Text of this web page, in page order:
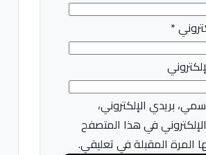
*
بريدي الإلكتروني،
في هذا المتصفح
المرة المقبلة في تعليقي.